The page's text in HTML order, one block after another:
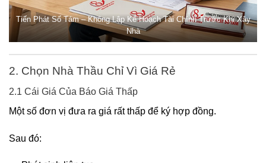
Tiến Phát Số Tám – Không Lập Kế Hoạch Tài Chính Trước Khi Xây
Nhà
2. Chọn Nhà Thầu Chỉ Vì Giá Rẻ
2.1 Cái Giá Của Báo Giá Thấp
Một số đơn vị đưa ra giá rất thấp để ký hợp đồng.
Sau đó: